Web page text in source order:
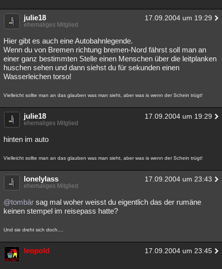
julie18 17.09.2004 um 19:29
ehemaliges Mitglied
Hier gibt es auch eine Autobahnlegende.
Wenn du von Bremen richtung bremen-Nord fährst soll man an
einer ganz bestimmten Stelle einen Menschen über die leitplanken
huschen sehen und dann siehst du für sekunden einen
Wasserleichen torso!
Vielleicht sollte man an das glauben was man sieht, aber was is wenn der Schein trügt!
julie18 17.09.2004 um 19:29
ehemaliges Mitglied
hinten im auto
Vielleicht sollte man an das glauben was man sieht, aber was is wenn der Schein trügt!
lonelylass 17.09.2004 um 23:43
ehemaliges Mitglied
@tombär sag mal woher weisst du eigentlich das der rumäne
keinen stempel im reisepass hatte?
Und sie dreht sich doch....
leopold 17.09.2004 um 23:45